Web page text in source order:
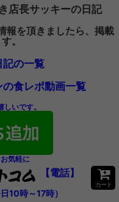
店長サッキーの日記
報を頂きましたら、掲載
。
記の一覧
食レポ動画一覧
いです。
気軽に
【電話】
日10時～17時）
カート